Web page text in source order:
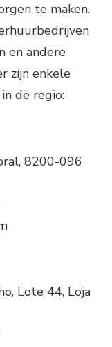
te maken.
en andere
zijn enkele
de regio:
8200-096
Lote 44, Loja